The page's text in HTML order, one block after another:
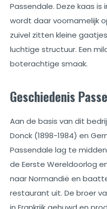
Passendale. Deze kaas is
wordt daar voornamelijk
zuivel zitten kleine
luchtige structuur. Een
boterachtige smaak.
Geschiedenis
Aan de basis van dit
Donck (1898-1984) en
Passendale lag te
de Eerste Wereldoorlog
naar Normandië en
restaurant uit. De broer